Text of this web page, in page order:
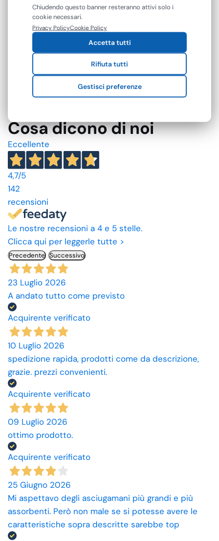
Cosa dicono di noi
Eccellente
4,7/5
142
recensioni
Le nostre recensioni a 4 e 5 stelle.
Clicca qui per leggerle tutte >
Precedente Successivo
23 Luglio 2026
A andato tutto come previsto
Acquirente verificato
10 Luglio 2026
spedizione rapida, prodotti come da descrizione,
grazie. prezzi convenienti.
Acquirente verificato
09 Luglio 2026
ottimo prodotto.
Acquirente verificato
25 Giugno 2026
Mi aspettavo degli asciugamani più grandi e più
assorbenti. Però non male se si potesse avere le
caratteristiche sopra descritte sarebbe top
mostrarti contenuti e pubblicità personalizzati. Puoi
accettare tutti i cookie oppure gestire le tue
preferenze. Puoi modificare o revocare il consenso in
qualsiasi momento.
Chiudendo questo banner resteranno attivi solo i
cookie necessari.
Privacy PolicyCookie Policy
Accetta tutti
Rifiuta tutti
Gestisci preferenze